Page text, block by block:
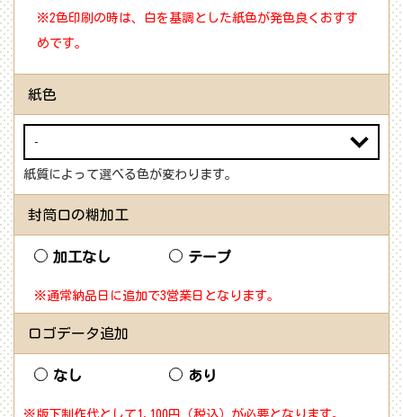
※2色印刷の時は、白を基調とした紙色が発色良くおすす
めです。
紙色
紙質によって選べる色が変わります。
封筒口の糊加工
加工なし テープ
※通常納品日に追加で3営業日となります。
ロゴデータ追加
なし あり
※版下制作代として1,100円（税込）が必要となります。